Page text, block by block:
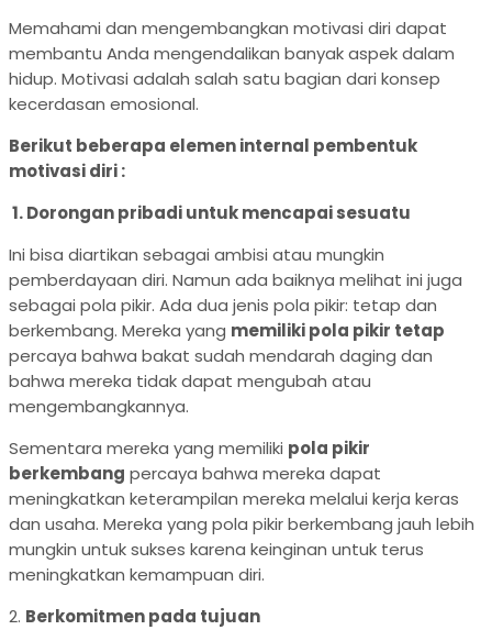
Memahami dan mengembangkan motivasi diri dapat
membantu Anda mengendalikan banyak aspek dalam
hidup. Motivasi adalah salah satu bagian dari konsep
kecerdasan emosional.
Berikut beberapa elemen internal pembentuk
motivasi diri:
1.Dorongan pribadi untuk mencapai sesuatu
Ini bisa diartikan sebagai ambisi atau mungkin
pemberdayaan diri. Namun ada baiknya melihat ini juga
sebagai pola pikir. Ada dua jenis pola pikir: tetap dan
berkembang. Mereka yang memiliki pola pikir tetap
percaya bahwa bakat sudah mendarah daging dan
bahwa mereka tidak dapat mengubah atau
mengembangkannya.
Sementara mereka yang memiliki pola pikir
berkembang percaya bahwa mereka dapat
meningkatkan keterampilan mereka melalui kerja keras
dan usaha. Mereka yang pola pikir berkembang jauh lebih
mungkin untuk sukses karena keinginan untuk terus
meningkatkan kemampuan diri.
2. Berkomitmen pada tujuan